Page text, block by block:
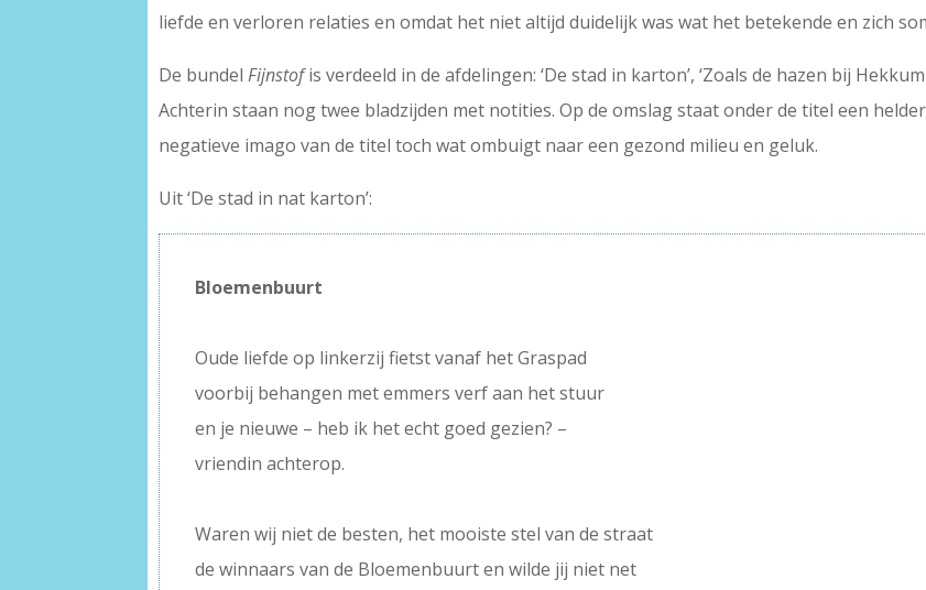
liefde en verloren relaties en omdat het niet altijd duidelijk was wat het betekende en zich
De bundelFijnstofis verdeeld in de afdelingen: ‘De stad in karton’, ‘Zoals de hazen bij Hekkum
Achterin staan nog twee bladzijden met notities. Op de omslag staat onder de titel een
negatieve imago van de titel toch wat ombuigt naar een gezond milieu en geluk.
Uit ‘De stad in nat karton’:
Bloemenbuurt
Oude liefde op linkerzij fietst vanaf het Graspad
voorbij behangen met emmers verf aan het stuur
en je nieuwe – heb ik het echt goed gezien? –
vriendin achterop.
Waren wij niet de besten, het mooiste stel van de straat
de winnaars van de Bloemenbuurt en wilde jij niet net